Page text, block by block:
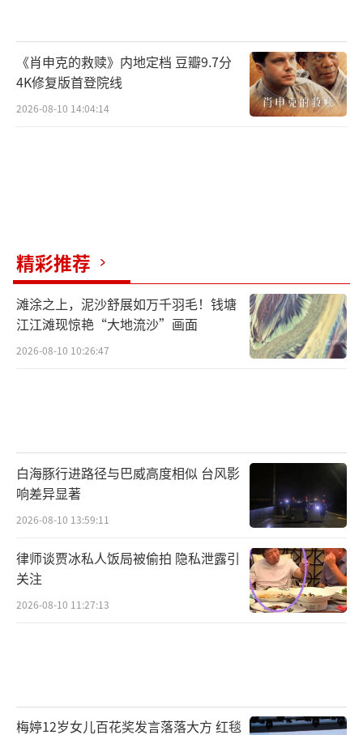
警察有点憨但很可爱！”——观众的评价也印证
了蔡心此次演绎的成功。回顾其演艺轨迹，蔡
心已塑造了多个令人印象深刻的硬朗角色。从
《特战荣耀》中性格火爆、桀骜不驯的班
副“肘子健”周子健，到《孤舟》里正义热
此次出演《不眠日》，是蔡心与导演刘璋
牧的再度合作，与《破冰行动》中的警察形象
不同，王浩鑫更侧重于在日常工作中呈现沉浸
式协同办案状态，没有大开大合的情感爆发，
却于细微处见真章。蔡心以沉稳内敛的表演，
将浩鑫的可靠与谦和融入每一个眼神与行动
自然流露的正气，为角色注入了极强的信服
《肖申克的救赎》内地定档 豆瓣9.7分
4K修复版首登院线
2026-08-10 14:04:14
精彩推荐
滩涂之上，泥沙舒展如万千羽毛！钱塘
江江滩现惊艳“大地流沙”画面
2026-08-10 10:26:47
白海豚行进路径与巴威高度相似 台风影
响差异显著
2026-08-10 13:59:11
律师谈贾冰私人饭局被偷拍 隐私泄露引
关注
2026-08-10 11:27:13
梅婷12岁女儿百花奖发言落落大方 红毯